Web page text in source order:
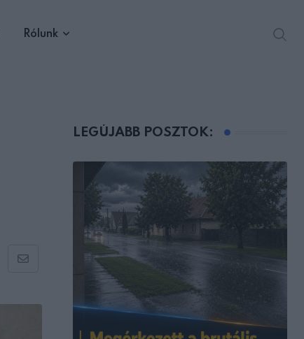
Rólunk
Share
Email
LEGÚJABB POSZTOK: